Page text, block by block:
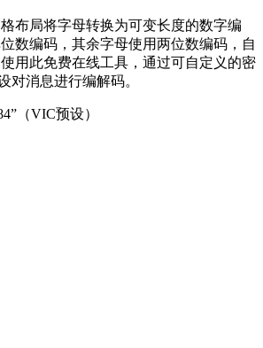
布局将字母转换为可变长度的数字编
数编码，其余字母使用两位数编码，自
用此免费在线工具，通过可自定义的密
对消息进行编解码。
（VIC预设）